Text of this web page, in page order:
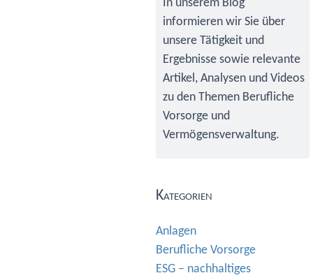
In unserem Blog
informieren wir Sie über
unsere Tätigkeit und
Ergebnisse sowie relevante
Artikel, Analysen und Videos
zu den Themen Berufliche
Vorsorge und
Vermögensverwaltung.
Kategorien
Anlagen
Berufliche Vorsorge
ESG – nachhaltiges